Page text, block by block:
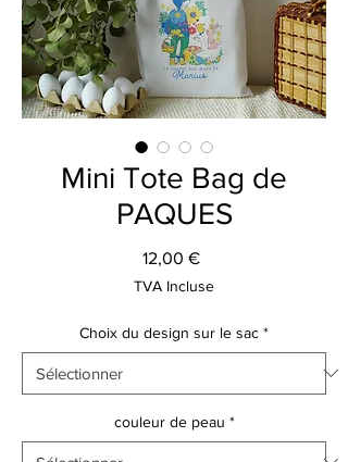
Mini Tote Bag de
PAQUES
12,00 €Prix
TVA Incluse
Choix du design sur le sac *
couleur de peau *